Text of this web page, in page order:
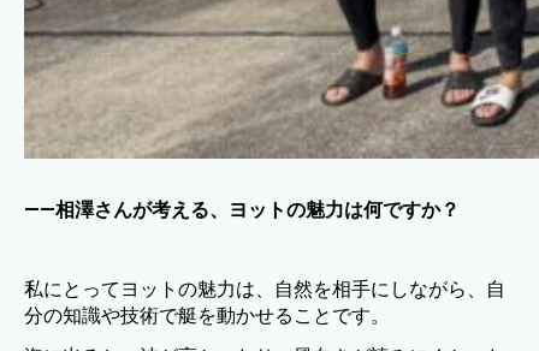
——相澤さんが考える、ヨットの魅力は何ですか？
私にとってヨットの魅力は、自然を相手にしながら、自
分の知識や技術で艇を動かせることです。